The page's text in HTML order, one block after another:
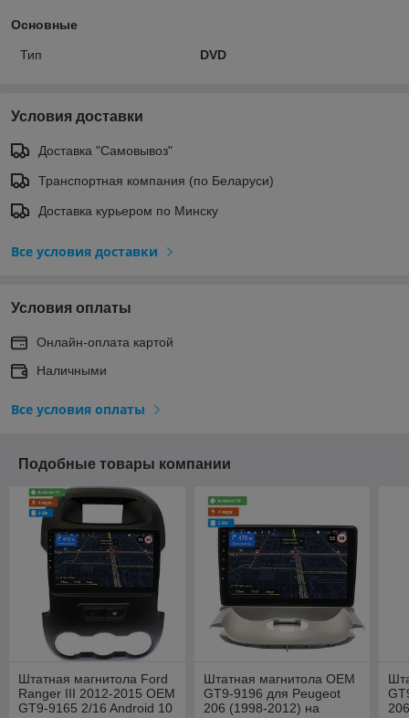
Основные
Тип DVD
Условия доставки
Доставка "Самовывоз"
Транспортная компания (по Беларуси)
Доставка курьером по Минску
Все условия доставки
Условия оплаты
Онлайн-оплата картой
Наличными
Все условия оплаты
Подобные товары компании
Штатная магнитола Ford
Ranger III 2012-2015 OEM
GT9-9165 2/16 Android 10
Штатная магнитола OEM
GT9-9196 для Peugeot
206 (1998-2012) на